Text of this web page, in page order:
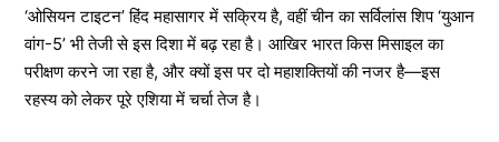
‘ओसियन टाइटन’ हिंद महासागर में सक्रिय है, वहीं चीन का सर्विलांस शिप ‘युआन
वांग-5’ भी तेजी से इस दिशा में बढ़ रहा है। आखिर भारत किस मिसाइल का
परीक्षण करने जा रहा है, और क्यों इस पर दो महाशक्तियों की नजर है—इस
रहस्य को लेकर पूरे एशिया में चर्चा तेज है।